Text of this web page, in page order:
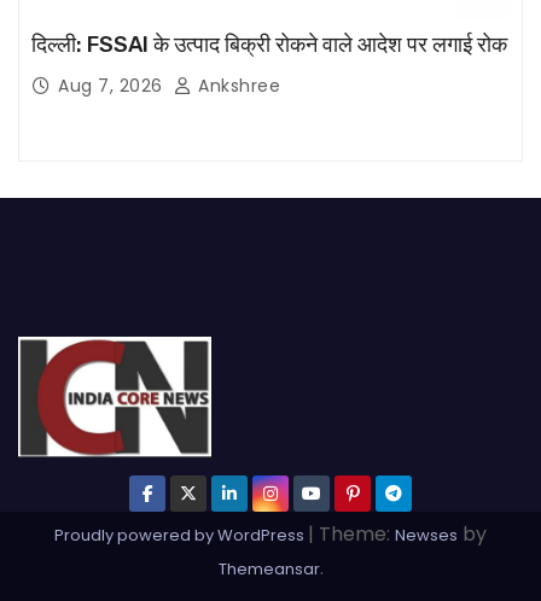
दिल्ली: FSSAI के उत्पाद बिक्री रोकने वाले आदेश पर लगाई रोक
Aug 7, 2026 Ankshree
Proudly powered by WordPress | Theme: Newses by
Themeansar.